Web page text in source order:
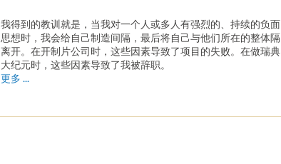
我得到的教训就是，当我对一个人或多人有强烈的、持续的负面
思想时，我会给自己制造间隔，最后将自己与他们所在的整体隔
离开。在开制片公司时，这些因素导致了项目的失败。在做瑞典
大纪元时，这些因素导致了我被辞职。
更多 ...